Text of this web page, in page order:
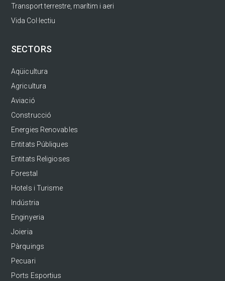
Transport terrestre, marítim i aeri
Vida Col·lectiu
SECTORS
Aqüicultura
Agricultura
Aviació
Construcció
Energies Renovables
Entitats Públiques
Entitats Religioses
Forestal
Hotels i Turisme
Indústria
Enginyeria
Joieria
Pàrquings
Pecuari
Ports Esportius